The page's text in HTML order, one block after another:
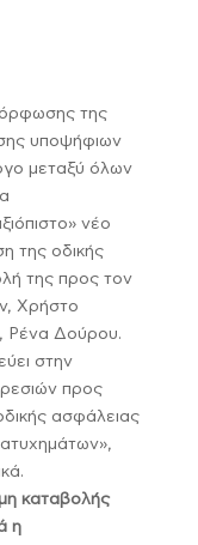
της
υποψήφιων
μεταξύ όλων
νέο
της οδικής
της προς τον
Χρήστο
Ρένα Δούρου.
στην
προς
ασφάλειας
καταβολής
η